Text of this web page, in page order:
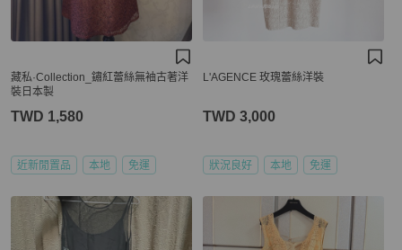
藏私·Collection_鏽紅蕾絲無袖古著洋
裝日本製
TWD 1,580
近新閒置品 本地 免運
L'AGENCE 玫瑰蕾絲洋裝
TWD 3,000
狀況良好 本地 免運